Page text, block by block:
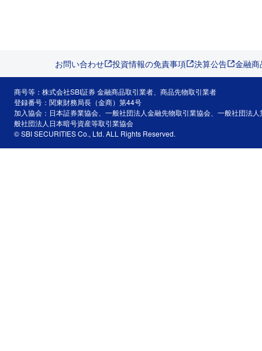
お問い合わせ 投資情報の免責事項 決算公告 金融
商号等：株式会社SBI証券 金融商品取引業者、商品先物取引業者
登録番号：関東財務局長（金商）第44号
加入協会：日本証券業協会、一般社団法人金融先物取引業協会、一般社団法
般社団法人日本暗号資産等取引業協会
© SBI SECURITIES Co., Ltd. ALL Rights Reserved.